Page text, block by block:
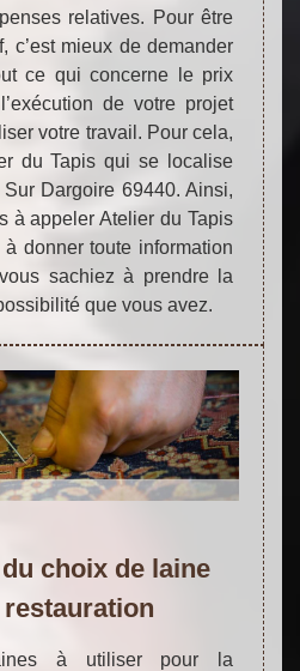
relatives. Pour être
c’est mieux de demander
ce qui concerne le prix
de votre projet
votre travail. Pour cela,
du Tapis qui se localise
Dargoire 69440. Ainsi,
à appeler Atelier du Tapis
donner toute information
sachiez à prendre la
que vous avez.
choix de laine
à utiliser pour la